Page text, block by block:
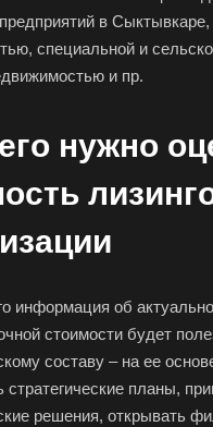
в
специальной и
и пр.
нужно
информация об
стоимости будет
составу – на ее
стратегические планы,
решения, открывать